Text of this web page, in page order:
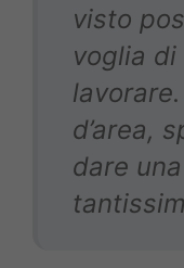
visto
voglia
d’area,
dare